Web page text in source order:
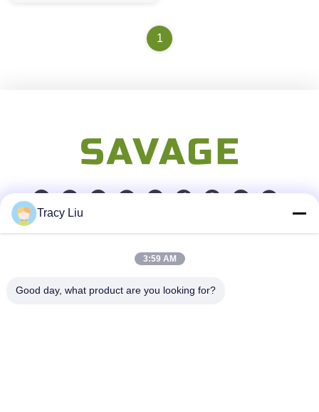
1
Blok A, Zona Industri YouYi, Desa Xiamao, Distrik Baiyun,
Tracy Liu
3:59 AM
Good day, what product are you looking for?